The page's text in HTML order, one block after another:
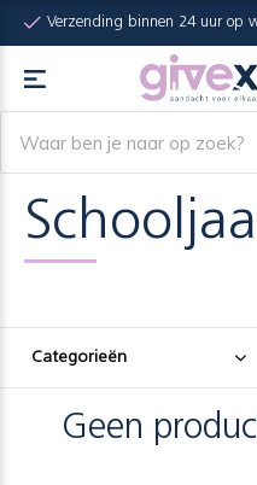
Verzending binnen 24 uur op
Categorieën
Geen